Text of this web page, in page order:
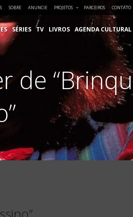
SOBRE ANUNCIE PROJETOS PARCEIROS CONTATO
SÉRIES TV LIVROS AGENDA CULTURAL
de